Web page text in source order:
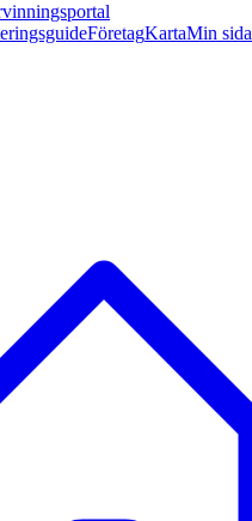
FöretagKartaMin sida